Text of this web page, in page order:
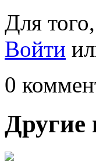
Для
Войти
0
Другие